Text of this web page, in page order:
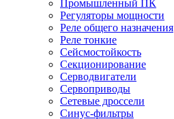
Промышленный ПК
Регуляторы мощности
Реле общего назначения
Реле тонкие
Сейсмостойкость
Секционирование
Серводвигатели
Сервоприводы
Сетевые дроссели
Синус-фильтры